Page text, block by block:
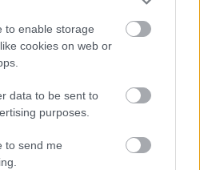
to enable storage
cookies on web or
data to be sent to
purposes.
to send me